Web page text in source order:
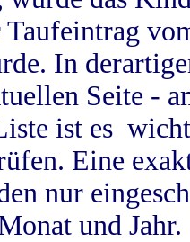
Taufeintrag
In
Seite -
ist es
Eine
nur
und Jahr.